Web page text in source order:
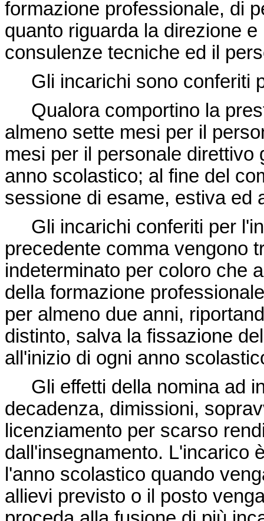
formazione professionale, di
quanto riguarda la direzione
consulenze tecniche ed il
Gli incarichi sono conferiti
Qualora comportino la
almeno sette mesi per il
mesi per il personale
anno scolastico; al fine del
sessione di esame, estiva ed
Gli incarichi conferiti per
precedente comma vengono
indeterminato per coloro che
della formazione
per almeno due anni,
distinto, salva la fissazione
all'inizio di ogni anno
Gli effetti della nomina ad
decadenza, dimissioni,
licenziamento per scarso
dall'insegnamento. L'incarico
l'anno scolastico quando
allievi previsto o il posto